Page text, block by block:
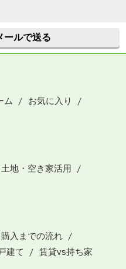
ールで送る
ム
お気に入り
土地・空き家活用
購入までの流れ
建て 賃貸vs持ち家